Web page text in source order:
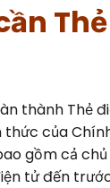
thành Thẻ
của
gồm cả
tử đến